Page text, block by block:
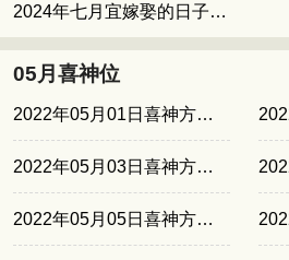
2024年七月宜嫁娶的日子 七月的良辰吉日
05月喜神位
2022年05月01日喜神方位东北
2022年05月03日喜神方位西南
2022年05月05日喜神方位东南